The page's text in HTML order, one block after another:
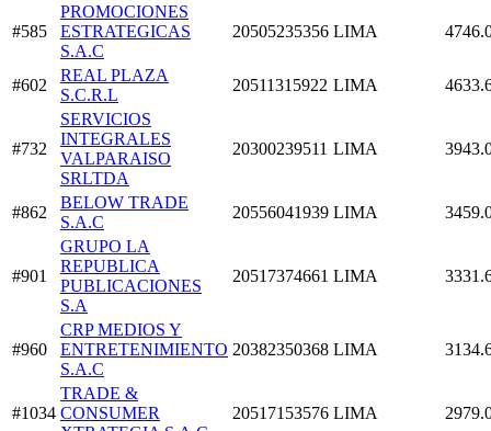
#585
PROMOCIONES
ESTRATEGICAS
S.A.C
20505235356 LIMA
#602
REAL PLAZA
S.C.R.L
20511315922 LIMA
#732
SERVICIOS
INTEGRALES
VALPARAISO
SRLTDA
20300239511 LIMA
#862
BELOW TRADE
S.A.C
20556041939 LIMA
#901
GRUPO LA
REPUBLICA
PUBLICACIONES
S.A
20517374661 LIMA
#960
CRP MEDIOS Y
ENTRETENIMIENTO
S.A.C
20382350368 LIMA
#1034
TRADE &
CONSUMER
20517153576 LIMA